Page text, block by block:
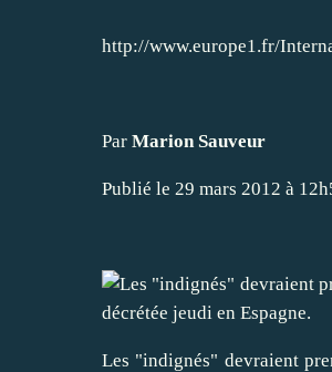
http://www.europe1.fr/
Par Marion Sauveur
Publié le 29 mars 2012 à
Les "indignés" devraient